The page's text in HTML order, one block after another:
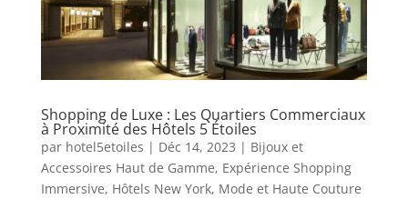
Shopping de Luxe : Les Quartiers Commerciaux
à Proximité des Hôtels 5 Étoiles
par hotel5etoiles | Déc 14, 2023 | Bijoux et
Accessoires Haut de Gamme, Expérience Shopping
Immersive, Hôtels New York, Mode et Haute Couture